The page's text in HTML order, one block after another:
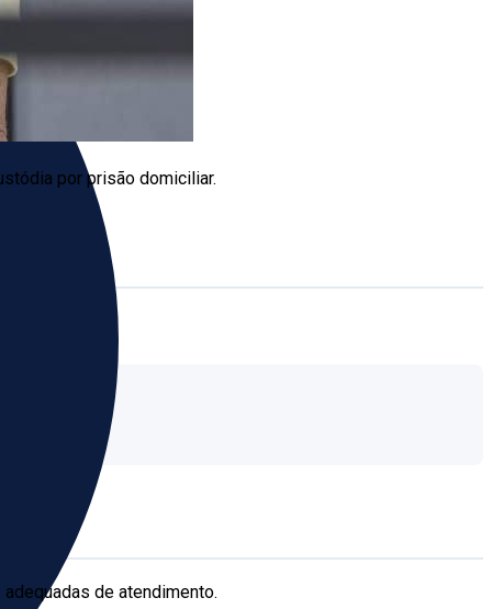
por prisão domiciliar.
de atendimento.